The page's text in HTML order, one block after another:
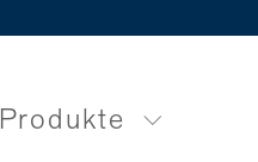
Produkte